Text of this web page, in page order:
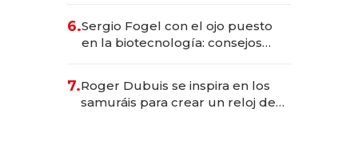
6.Sergio Fogel con el ojo puesto
en la biotecnología: consejos
rol de la IA
7.Roger Dubuis se inspira en los
samuráis para crear un reloj de